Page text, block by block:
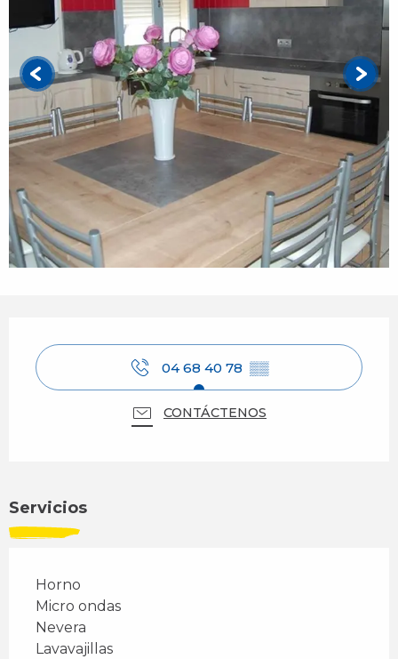
04 68 40 78 ▒▒
CONTÁCTENOS
Servicios
Horno
Micro ondas
Nevera
Lavavajillas